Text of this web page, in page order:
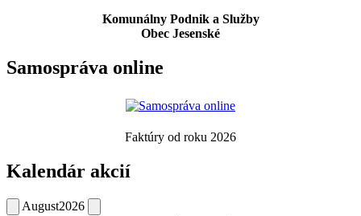
Komunálny Podnik a Služby
Obec Jesenské
Samospráva online
Faktúry od roku 2026
Kalendár akcií
August2026